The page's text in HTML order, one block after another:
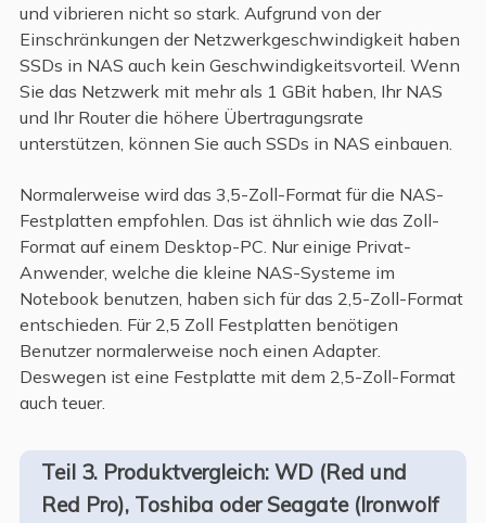
und vibrieren nicht so stark. Aufgrund von der
Einschränkungen der Netzwerkgeschwindigkeit haben
SSDs in NAS auch kein Geschwindigkeitsvorteil. Wenn
Sie das Netzwerk mit mehr als 1 GBit haben, Ihr NAS
und Ihr Router die höhere Übertragungsrate
unterstützen, können Sie auch SSDs in NAS einbauen.
Normalerweise wird das 3,5-Zoll-Format für die NAS-
Festplatten empfohlen. Das ist ähnlich wie das Zoll-
Format auf einem Desktop-PC. Nur einige Privat-
Anwender, welche die kleine NAS-Systeme im
Notebook benutzen, haben sich für das 2,5-Zoll-Format
entschieden. Für 2,5 Zoll Festplatten benötigen
Benutzer normalerweise noch einen Adapter.
Deswegen ist eine Festplatte mit dem 2,5-Zoll-Format
auch teuer.
Teil 3. Produktvergleich: WD (Red und
Red Pro), Toshiba oder Seagate (Ironwolf